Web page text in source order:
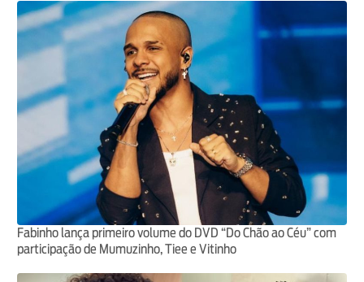
Fabinho lança primeiro volume do DVD “Do Chão ao Céu” com
participação de Mumuzinho, Tiee e Vitinho